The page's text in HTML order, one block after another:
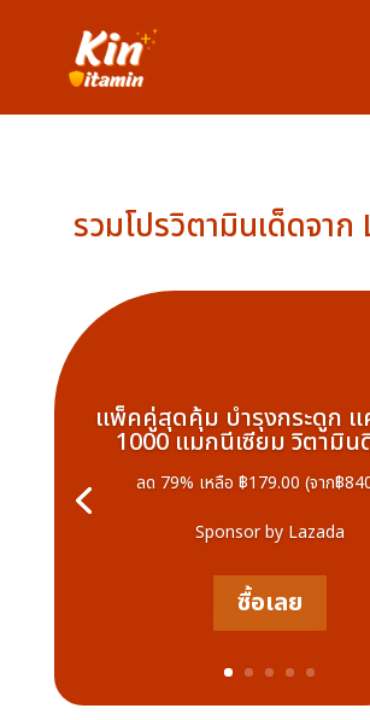
รวมโปรวิตามินเด็ดจาก
แพ็คคู่สุดคุ้ม บำรุงกระดูก แ
1000 แมกนีเซียม วิตามิน
ลด 79% เหลือ ฿179.00 (จาก฿
Sponsor by Lazada
ซื้อเลย